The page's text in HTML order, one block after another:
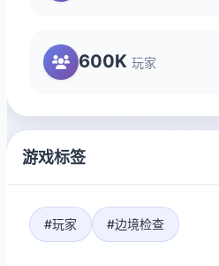
600K 玩家
游戏标签
#玩家 #边境检查